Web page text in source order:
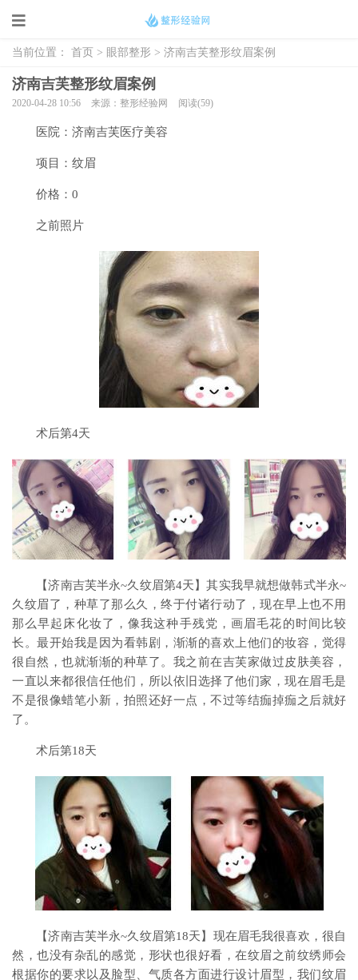
当前位置： 首页 > 眼部整形 > 济南吉芙整形纹眉案例
济南吉芙整形纹眉案例
2020-04-28 10:56 来源：整形经验网 阅读(59)
医院：济南吉芙医疗美容
项目：纹眉
价格：0
之前照片
术后第4天
【济南吉芙半永~久纹眉第4天】其实我早就想做韩式半永~
久纹眉了，种草了那么久，终于付诸行动了，现在早上也不用
那么早起床化妆了，像我这种手残党，画眉毛花的时间比较
长。最开始我是因为看韩剧，渐渐的喜欢上他们的妆容，觉得
很自然，也就渐渐的种草了。我之前在吉芙家做过皮肤美容，
一直以来都很信任他们，所以依旧选择了他们家，现在眉毛是
不是很像蜡笔小新，拍照还好一点，不过等结痂掉痂之后就好
了。
术后第18天
【济南吉芙半永~久纹眉第18天】现在眉毛我很喜欢，很自
然，也没有杂乱的感觉，形状也很好看，在纹眉之前纹绣师会
根据你的要求以及脸型、气质各方面进行设计眉型，我们纹眉